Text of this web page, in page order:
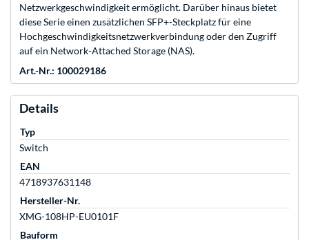
Netzwerkgeschwindigkeit ermöglicht. Darüber hinaus bietet
diese Serie einen zusätzlichen SFP+-Steckplatz für eine
Hochgeschwindigkeitsnetzwerkverbindung oder den Zugriff
auf ein Network-Attached Storage (NAS).
Art.-Nr.: 100029186
Details
Typ
Switch
EAN
4718937631148
Hersteller-Nr.
XMG-108HP-EU0101F
Bauform